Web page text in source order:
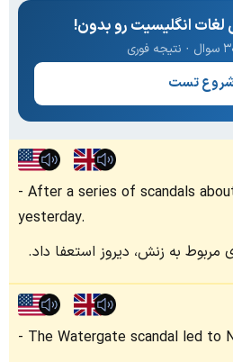
انگلیسیت رو بدون!
تست
After a series of scandals
yesterday.
مربوط به زنش، دیروز استعفا داد.
The Watergate scandal led to